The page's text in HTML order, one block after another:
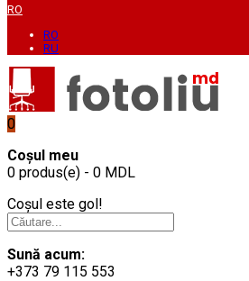
RO
RO
RU
0
Coșul meu
0 produs(e) - 0 MDL
Coșul este gol!
Sună acum:
+373 79 115 553